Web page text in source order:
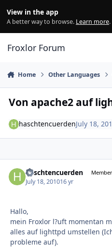
View in the app
A better way to browse. Learn more.
Froxlor Forum
Home Other Languages
Von apache2 auf
haschtencuerdenJuly 18,
haschtencuerden
July 18, 201016 yr
Hallo,
mein Froxlor l?uft momentan
alles auf lighttpd umstellen
probleme auf).